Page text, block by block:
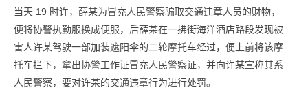
当天 19 时许，薛某为冒充人民警察骗取交通违章人员的财物，
便将协警执勤服换成便服，后薛某在一拂街海洋酒店路段发现被
害人许某驾驶一部加装遮阳伞的二轮摩托车经过，便上前将该摩
托车拦下，拿出协警工作证冒充人民警察证，并向许某宣称其系
人民警察，要对许某的交通违章行为进行处罚。